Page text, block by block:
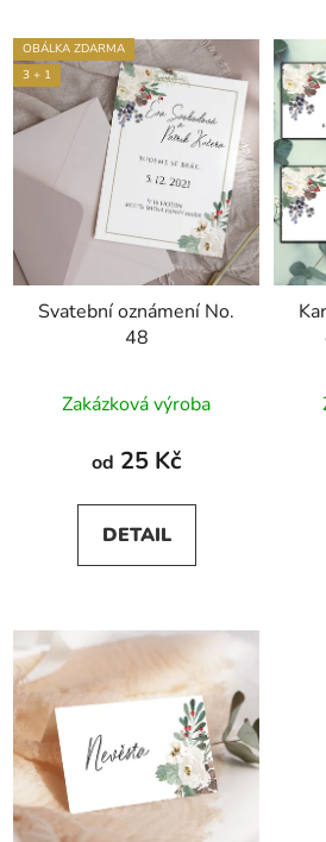
OBÁLKA ZDARMA
3 + 1
Svatební oznámení No.
48
Zakázková výroba
od 25 Kč
DETAIL